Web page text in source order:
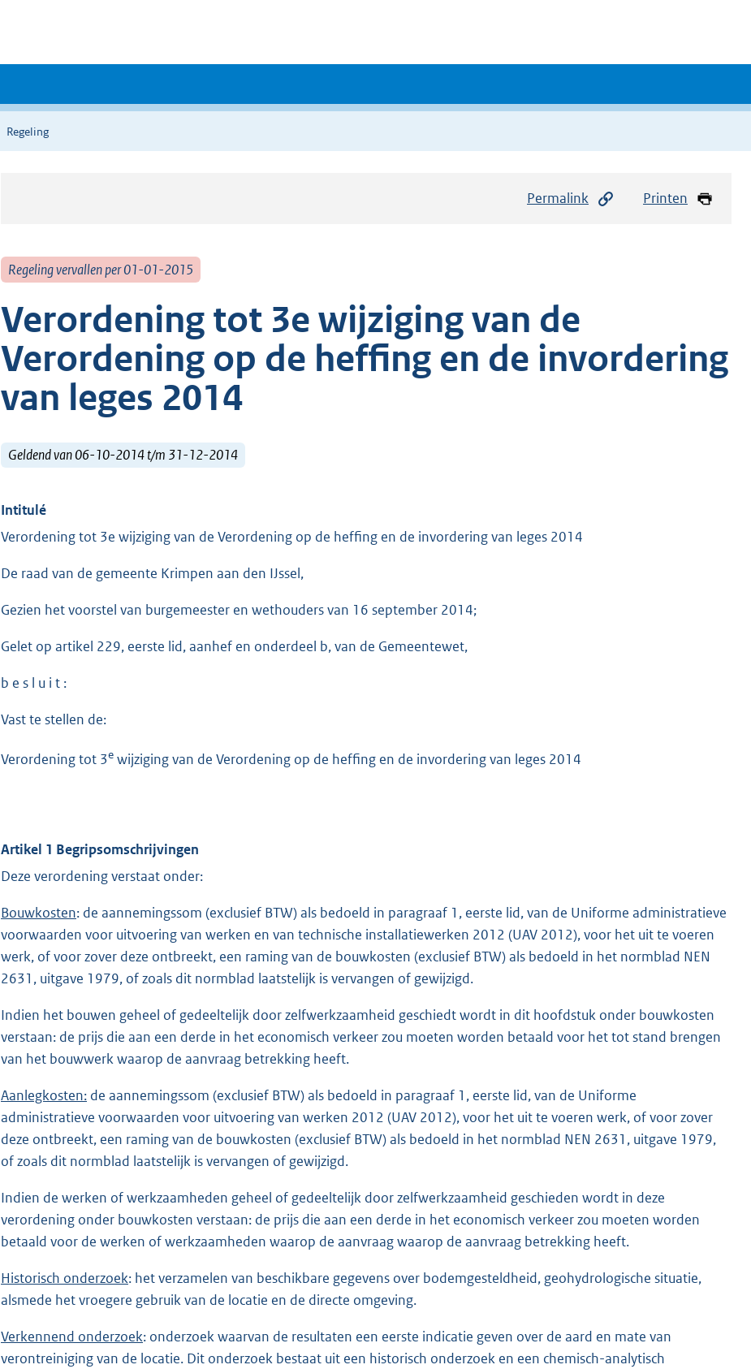
Regeling
Permalink Printen
Regeling vervallen per 01-01-2015
Verordening tot 3e wijziging van de
Verordening op de heffing en de invordering
van leges 2014
Geldend van 06-10-2014 t/m 31-12-2014
Intitulé
Verordening tot 3e wijziging van de Verordening op de heffing en de invordering van leges 2014
De raad van de gemeente Krimpen aan den IJssel,
Gezien het voorstel van burgemeester en wethouders van 16 september 2014;
Gelet op artikel 229, eerste lid, aanhef en onderdeel b, van de Gemeentewet,
b e s l u i t :
Vast te stellen de:
Verordening tot 3e wijziging van de Verordening op de heffing en de invordering van leges 2014
Artikel 1 Begripsomschrijvingen
Deze verordening verstaat onder:
Bouwkosten: de aannemingssom (exclusief BTW) als bedoeld in paragraaf 1, eerste lid, van de Uniforme administratieve
voorwaarden voor uitvoering van werken en van technische installatiewerken 2012 (UAV 2012), voor het uit te voeren
werk, of voor zover deze ontbreekt, een raming van de bouwkosten (exclusief BTW) als bedoeld in het normblad NEN
2631, uitgave 1979, of zoals dit normblad laatstelijk is vervangen of gewijzigd.
Indien het bouwen geheel of gedeeltelijk door zelfwerkzaamheid geschiedt wordt in dit hoofdstuk onder bouwkosten
verstaan: de prijs die aan een derde in het economisch verkeer zou moeten worden betaald voor het tot stand brengen
van het bouwwerk waarop de aanvraag betrekking heeft.
Aanlegkosten: de aannemingssom (exclusief BTW) als bedoeld in paragraaf 1, eerste lid, van de Uniforme
administratieve voorwaarden voor uitvoering van werken 2012 (UAV 2012), voor het uit te voeren werk, of voor zover
deze ontbreekt, een raming van de bouwkosten (exclusief BTW) als bedoeld in het normblad NEN 2631, uitgave 1979,
of zoals dit normblad laatstelijk is vervangen of gewijzigd.
Indien de werken of werkzaamheden geheel of gedeeltelijk door zelfwerkzaamheid geschieden wordt in deze
verordening onder bouwkosten verstaan: de prijs die aan een derde in het economisch verkeer zou moeten worden
betaald voor de werken of werkzaamheden waarop de aanvraag waarop de aanvraag betrekking heeft.
Historisch onderzoek: het verzamelen van beschikbare gegevens over bodemgesteldheid, geohydrologische situatie,
alsmede het vroegere gebruik van de locatie en de directe omgeving.
Verkennend onderzoek: onderzoek waarvan de resultaten een eerste indicatie geven over de aard en mate van
verontreiniging van de locatie. Dit onderzoek bestaat uit een historisch onderzoek en een chemisch-analytisch